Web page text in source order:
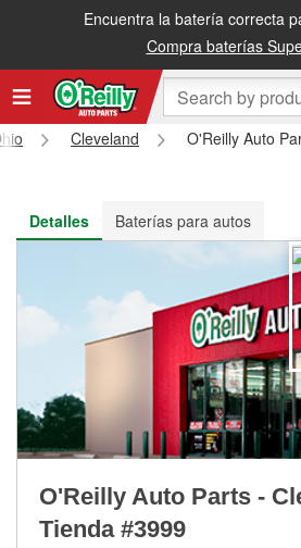
Encuentra la batería correcta
Compra baterías
Recibe tu orden gratis al día siguiente
Cleveland
O'Reilly Auto
Detalles
Baterías para autos
O'Reilly Auto Parts -
Tienda #3999